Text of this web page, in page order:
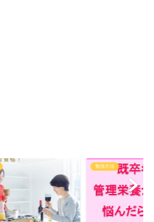
勉強方法